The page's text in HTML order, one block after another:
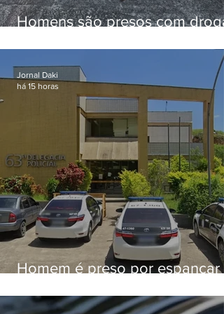
Homens são presos com
Homem é preso por espancar
tentar abusar sexualmente da
Jornal Daki
há 15 horas